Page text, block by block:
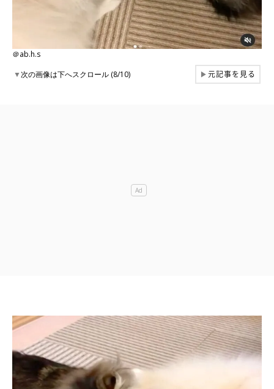
＠ab.h.s
▼次の画像は下へスクロール (8/10) ▶元記事を見る